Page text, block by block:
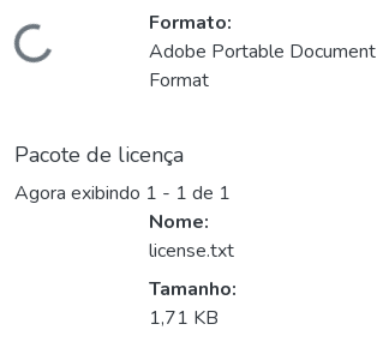
Carregando...
Formato:
Adobe Portable Document
Format
Pacote de licença
Agora exibindo 1 - 1 de 1
Nome:
license.txt
Tamanho:
1,71 KB